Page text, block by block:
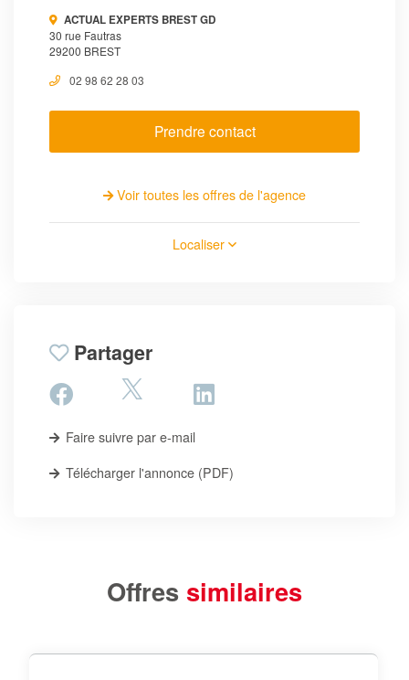
ACTUAL EXPERTS BREST GD
30 rue Fautras
29200 BREST
02 98 62 28 03
Prendre contact
Voir toutes les offres de l'agence
Localiser
Partager
Faire suivre par e-mail
Télécharger l'annonce (PDF)
Offres similaires